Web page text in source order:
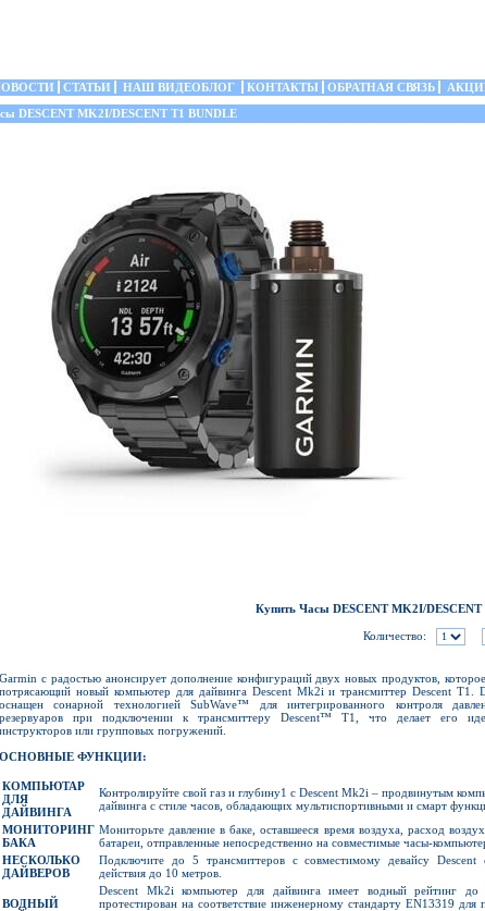
СТАТЬИ НАШ ВИДЕОБЛОГ КОНТАКТЫ ОБРАТНАЯ СВЯЗЬ
DESCENT MK2I/DESCENT T1 BUNDLE
Купить Часы DESCENT MK2I/DESCENT
Количество:
Garmin с радостью анонсирует дополнение конфигураций двух новых продуктов,
потрясающий новый компьютер для дайвинга Descent Mk2i и трансмиттер Descent T1.
оснащен сонарной технологией SubWave™ для интегрированного контроля
резервуаров при подключении к трансмиттеру Descent™ T1, что делает его
инструкторов или групповых погружений.
ОСНОВНЫЕ ФУНКЦИИ:
КОМПЬЮТАР
ДЛЯ
ДАЙВИНГА
Контролируйте свой газ и глубину1 с Descent Mk2i – продвинутым
дайвинга с стиле часов, обладающих мультиспортивными и смарт
МОНИТОРИНГ
БАКА
Мониторьте давление в баке, оставшееся время воздуха, расход
батареи, отправленные непосредственно на совместимые часы-
НЕСКОЛЬКО
ДАЙВЕРОВ
Подключите до 5 трансмиттеров с совместимому девайсу Descent
действия до 10 метров.
ВОДНЫЙ
Descent Mk2i компьютер для дайвинга имеет водный рейтинг
протестирован на соответствие инженерному стандарту EN13319 для